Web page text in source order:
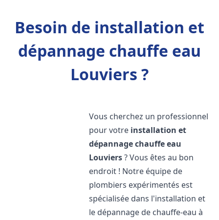
Besoin de installation et
dépannage chauffe eau
Louviers ?
Vous cherchez un professionnel
pour votre installation et
dépannage chauffe eau
Louviers? Vous êtes au bon
endroit ! Notre équipe de
plombiers expérimentés est
spécialisée dans l'installation et
le dépannage de chauffe-eau à